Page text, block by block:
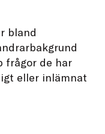
bland
frågor de har
eller inlämnat